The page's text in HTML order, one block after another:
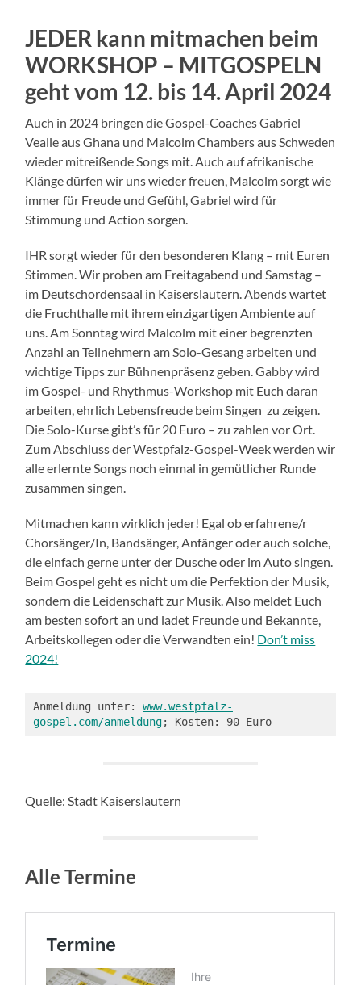
JEDER kann mitmachen beim
WORKSHOP – MITGOSPELN
geht vom 12. bis 14. April 2024
Auch in 2024 bringen die Gospel-Coaches Gabriel
Vealle aus Ghana und Malcolm Chambers aus Schweden
wieder mitreißende Songs mit. Auch auf afrikanische
Klänge dürfen wir uns wieder freuen, Malcolm sorgt wie
immer für Freude und Gefühl, Gabriel wird für
Stimmung und Action sorgen.
IHR sorgt wieder für den besonderen Klang – mit Euren
Stimmen. Wir proben am Freitagabend und Samstag –
im Deutschordensaal in Kaiserslautern. Abends wartet
die Fruchthalle mit ihrem einzigartigen Ambiente auf
uns. Am Sonntag wird Malcolm mit einer begrenzten
Anzahl an Teilnehmern am Solo-Gesang arbeiten und
wichtige Tipps zur Bühnenpräsenz geben. Gabby wird
im Gospel- und Rhythmus-Workshop mit Euch daran
arbeiten, ehrlich Lebensfreude beim Singen zu zeigen.
Die Solo-Kurse gibt’s für 20 Euro – zu zahlen vor Ort.
Zum Abschluss der Westpfalz-Gospel-Week werden wir
alle erlernte Songs noch einmal in gemütlicher Runde
zusammen singen.
Mitmachen kann wirklich jeder! Egal ob erfahrene/r
Chorsänger/In, Bandsänger, Anfänger oder auch solche,
die einfach gerne unter der Dusche oder im Auto singen.
Beim Gospel geht es nicht um die Perfektion der Musik,
sondern die Leidenschaft zur Musik. Also meldet Euch
am besten sofort an und ladet Freunde und Bekannte,
Arbeitskollegen oder die Verwandten ein! Don’t miss
2024!
Anmeldung unter: www.westpfalz-
gospel.com/anmeldung; Kosten: 90 Euro
Quelle: Stadt Kaiserslautern
Alle Termine